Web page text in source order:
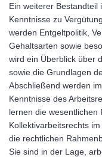
Ein weiterer Bestandteil
Kenntnisse zu
werden Entgeltpolitik,
Gehaltsarten sowie
wird ein Überblick über
sowie die Grundlagen
Abschließend werden
Kenntnisse des
lernen die wesentlichen
Kollektivarbeitsrechts
die rechtlichen
Sie sind in der Lage,